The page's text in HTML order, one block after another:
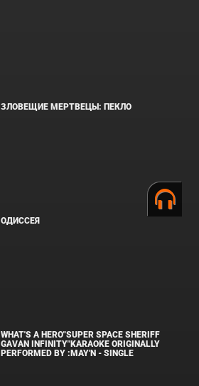
ЗЛОВЕЩИЕ МЕРТВЕЦЫ: ПЕКЛО
ОДИССЕЯ
WHAT'S A HERO"SUPER SPACE SHERIFF
GAVAN INFINITY"KARAOKE ORIGINALLY
PERFORMED BY :MAY'N - SINGLE